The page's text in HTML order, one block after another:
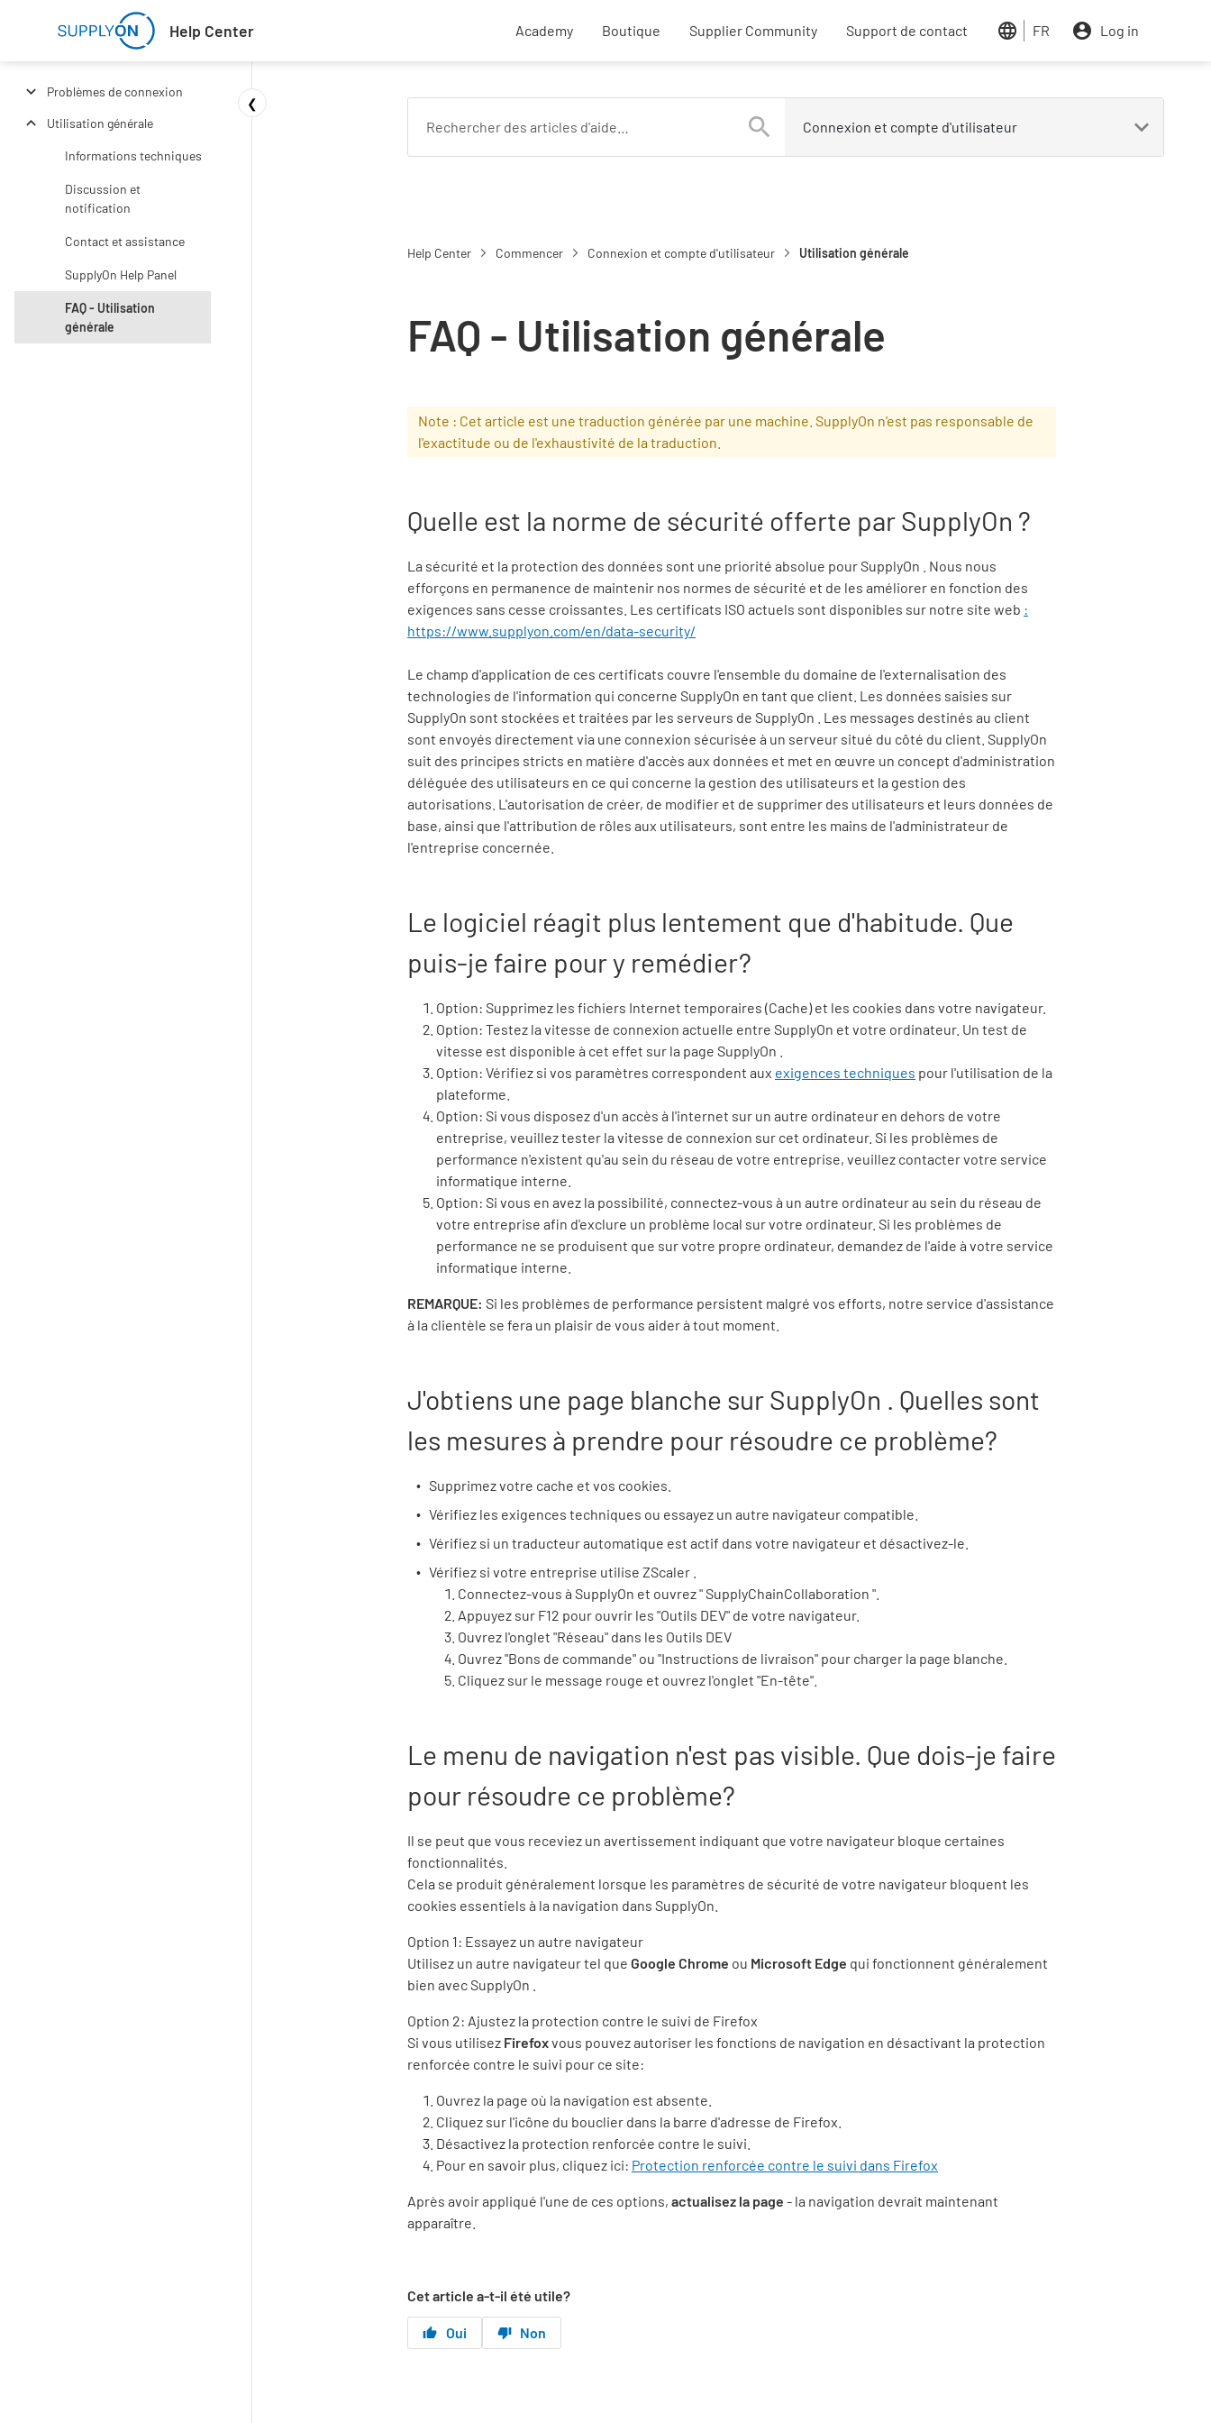
Skip to main content
Help Center External SupplyOn links
Academy Boutique Supplier Community Support de contact FR Log in
Problèmes de connexion
Utilisation générale
Informations techniques
Discussion et
notification
Contact et assistance
SupplyOn Help Panel
FAQ - Utilisation
générale
❮
Help Center Commencer Connexion et compte d'utilisateur Utilisation générale
FAQ - Utilisation générale
Note : Cet article est une traduction générée par une machine. SupplyOn n'est pas responsable de
l'exactitude ou de l'exhaustivité de la traduction.
Quelle est la norme de sécurité offerte parSupplyOn ?
La sécurité et la protection des données sont une priorité absolue pourSupplyOn
. Nous nous
efforçons en permanence de maintenir nos normes de sécurité et de les améliorer en fonction des
exigences sans cesse croissantes. Les certificats ISO actuels sont disponibles sur notre site web :
https://www.supplyon.com/en/data-security/
Le champ d'application de ces certificats couvre l'ensemble du domaine de l'externalisation des
technologies de l'information qui concerne SupplyOn en tant que client. Les données saisies sur
SupplyOn sont stockées et traitées par les serveurs de SupplyOn
. Les messages destinés au client
sont envoyés directement via une connexion sécurisée à un serveur situé du côté du client. SupplyOn
suit des principes stricts en matière d'accès aux données et met en œuvre un concept d'administration
déléguée des utilisateurs en ce qui concerne la gestion des utilisateurs et la gestion des
autorisations. L'autorisation de créer, de modifier et de supprimer des utilisateurs et leurs données de
base, ainsi que l'attribution de rôles aux utilisateurs, sont entre les mains de l'administrateur de
l'entreprise concernée.
Le logiciel réagit plus lentement que d'habitude. Que
puis-je faire pour y remédier?
Option: Supprimez les fichiers Internet temporaires (Cache) et les cookies dans votre navigateur.
Option: Testez la vitesse de connexion actuelle entre SupplyOn et votre ordinateur. Un test de
vitesse est disponible à cet effet sur la page SupplyOn
Option: Vérifiez si vos paramètres correspondent aux exigences techniques pour l'utilisation de la
plateforme.
Option: Si vous disposez d'un accès à l'internet sur un autre ordinateur en dehors de votre
entreprise, veuillez tester la vitesse de connexion sur cet ordinateur. Si les problèmes de
performance n'existent qu'au sein du réseau de votre entreprise, veuillez contacter votre service
informatique interne.
Option: Si vous en avez la possibilité, connectez-vous à un autre ordinateur au sein du réseau de
votre entreprise afin d'exclure un problème local sur votre ordinateur. Si les problèmes de
performance ne se produisent que sur votre propre ordinateur, demandez de l'aide à votre service
informatique interne.
REMARQUE: Si les problèmes de performance persistent malgré vos efforts, notre service d'assistance
à la clientèle se fera un plaisir de vous aider à tout moment.
J'obtiens une page blanche surSupplyOn . Quelles sont
les mesures à prendre pour résoudre ce problème?
Supprimez votre cache et vos cookies.
Vérifiez les exigences techniques ou essayez un autre navigateur compatible.
Vérifiez si un traducteur automatique est actif dans votre navigateur et désactivez-le.
Vérifiez si votre entreprise utilise ZScaler
Connectez-vous à SupplyOn et ouvrez "SupplyChainCollaboration ".
Appuyez sur F12 pour ouvrir les "Outils DEV" de votre navigateur.
Ouvrez l'onglet "Réseau" dans les Outils DEV
Ouvrez "Bons de commande" ou "Instructions de livraison" pour charger la page blanche.
Cliquez sur le message rouge et ouvrez l'onglet "En-tête".
Le menu de navigation n'est pas visible. Que dois-je faire
pour résoudre ce problème?
Il se peut que vous receviez un avertissement indiquant que votre navigateur bloque certaines
fonctionnalités.
Cela se produit généralement lorsque les paramètres de sécurité de votre navigateur bloquent les
cookies essentiels à la navigation dans SupplyOn.
Option 1: Essayez un autre navigateur
Utilisez un autre navigateur tel que Google Chrome ou Microsoft Edge qui fonctionnent généralement
bien avecSupplyOn
Option 2: Ajustez la protection contre le suivi de Firefox
Si vous utilisez Firefoxvous pouvez autoriser les fonctions de navigation en désactivant la protection
renforcée contre le suivi pour ce site:
Ouvrez la page où la navigation est absente.
Cliquez sur l'icône du bouclier dans la barre d'adresse de Firefox.
Désactivez la protection renforcée contre le suivi.
Pour en savoir plus, cliquez ici: Protection renforcée contre le suivi dans Firefox
Après avoir appliqué l'une de ces options, actualisez la page - la navigation devrait maintenant
apparaître.
Cet article a-t-il été utile?
Oui Non